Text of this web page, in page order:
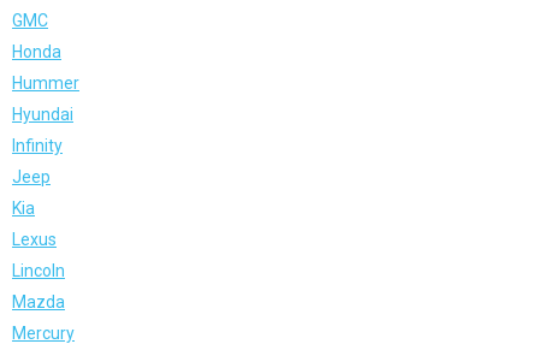
GMC
Honda
Hummer
Hyundai
Infinity
Jeep
Kia
Lexus
Lincoln
Mazda
Mercury